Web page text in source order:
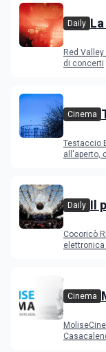
Daily
Red
di concerti
Cinema
Testaccio
all'aperto,
Daily Il
Cocoricò
elettronica
Cinema